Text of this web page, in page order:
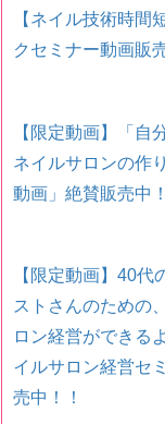
【ネイル技術時間
クセミナー動画販売
【限定動画】「自
ネイルサロンの作
動画」絶賛販売中
【限定動画】40代
ストさんのための
ロン経営ができる
イルサロン経営セ
売中！！